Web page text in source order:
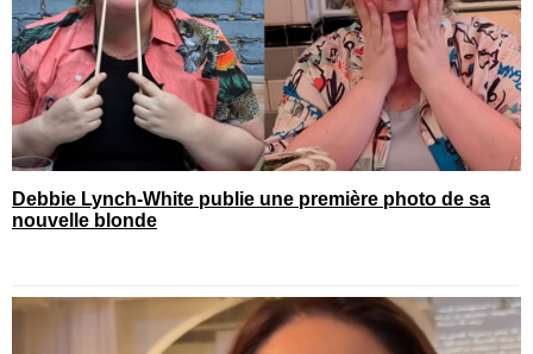
Debbie Lynch-White publie une première photo de sa
nouvelle blonde